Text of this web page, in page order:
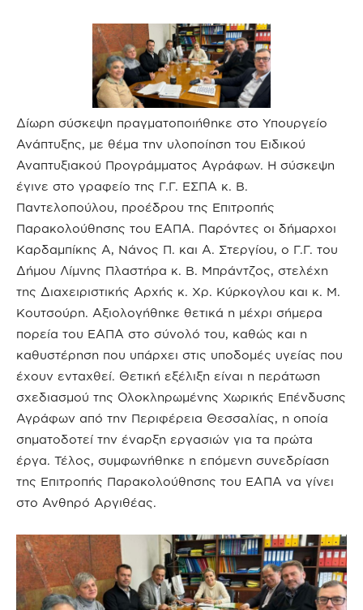
Δίωρη σύσκεψη πραγματοποιήθηκε στο Υπουργείο
Ανάπτυξης, με θέμα την υλοποίηση του Ειδικού
Αναπτυξιακού Προγράμματος Αγράφων. Η σύσκεψη
έγινε στο γραφείο της Γ.Γ. ΕΣΠΑ κ. Β.
Παντελοπούλου, προέδρου της Επιτροπής
Παρακολούθησης του ΕΑΠΑ. Παρόντες οι δήμαρχοι
Καρδαμπίκης Α, Νάνος Π. και Α. Στεργίου, ο Γ.Γ. του
Δήμου Λίμνης Πλαστήρα κ. Β. Μπράντζος, στελέχη
της Διαχειριστικής Αρχής κ. Χρ. Κύρκογλου και κ. Μ.
Κουτσούρη. Αξιολογήθηκε θετικά η μέχρι σήμερα
πορεία του ΕΑΠΑ στο σύνολό του, καθώς και η
καθυστέρηση που υπάρχει στις υποδομές υγείας που
έχουν ενταχθεί. Θετική εξέλιξη είναι η περάτωση
σχεδιασμού της Ολοκληρωμένης Χωρικής Επένδυσης
Αγράφων από την Περιφέρεια Θεσσαλίας, η οποία
σηματοδοτεί την έναρξη εργασιών για τα πρώτα
έργα. Τέλος, συμφωνήθηκε η επόμενη συνεδρίαση
της Επιτροπής Παρακολούθησης του ΕΑΠΑ να γίνει
στο Ανθηρό Αργιθέας.